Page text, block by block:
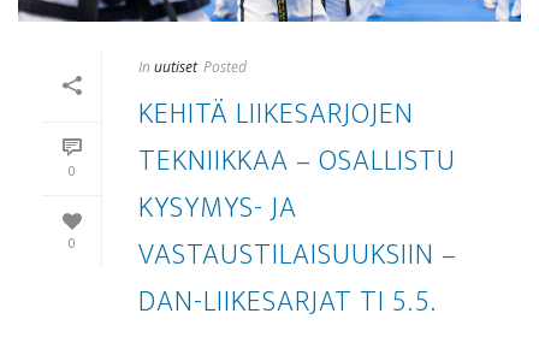
0
0
In uutiset Posted
KEHITÄ LIIKESARJOJEN
TEKNIIKKAA – OSALLISTU
KYSYMYS- JA
VASTAUSTILAISUUKSIIN –
DAN-LIIKESARJAT TI 5.5.